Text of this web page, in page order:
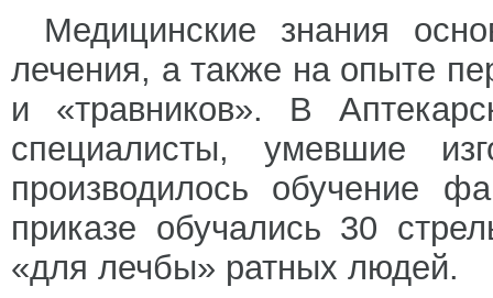
Медицинские знания
лечения, а также на опыте
и «травников». В
специалисты, умевшие
производилось обучение
приказе обучались 30
«для лечбы» ратных людей.